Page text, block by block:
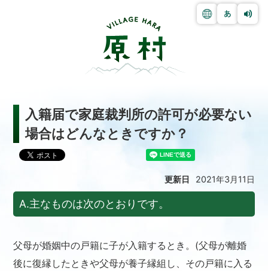
入籍届で家庭裁判所の許可が必要ない
場合はどんなときですか？
更新日 2021年3月11日
A.主なものは次のとおりです。
父母が婚姻中の戸籍に子が入籍するとき。(父母が離婚
後に復縁したときや父母が養子縁組し、その戸籍に入る